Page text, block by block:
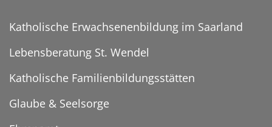
Katholische Erwachsenenbildung im Saarland
Lebensberatung St. Wendel
Katholische Familienbildungsstätten
Glaube & Seelsorge